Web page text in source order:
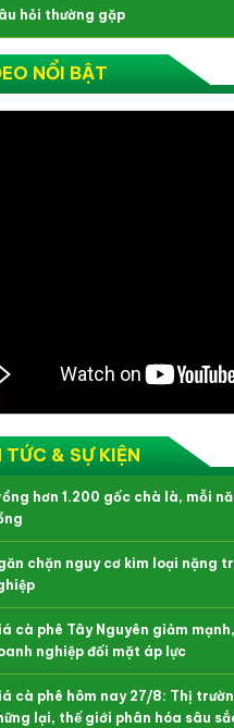
hỏi thường gặp
NỔI BẬT
TỨC & SỰ KIỆN
hơn 1.200 gốc chà là, mỗi
chặn nguy cơ kim loại nặng
cà phê Tây Nguyên giảm
nghiệp đối mặt áp lực
cà phê hôm nay 27/8: Thị
lại, thế giới phân hóa sâu